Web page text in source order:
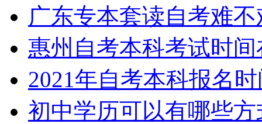
广东专本套读自考难
惠州自考本科考试时
2021年自考本科报名
初中学历可以有哪些